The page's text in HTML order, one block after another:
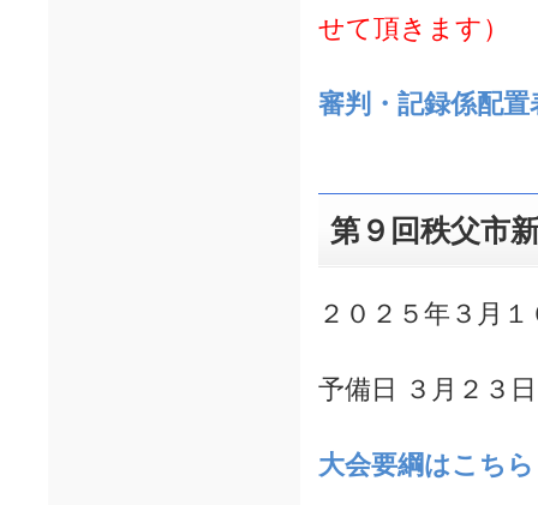
せて頂きます）
審判・記録係配
第９回秩父市
２０２５年３月
予備日 ３月２３
大会要綱はこちら